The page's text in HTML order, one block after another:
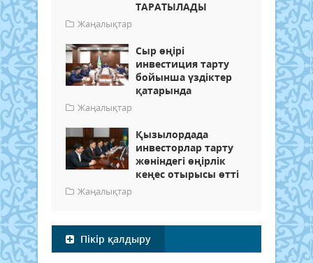
ТАРАТЫЛАДЫ
Жаңалықтар
Сыр өңірі
инвестиция тарту
бойынша үздіктер
қатарында
Жаңалықтар
Қызылордада
инвесторлар тарту
жөніндегі өңірлік
кеңес отырысы өтті
Жаңалықтар
Пікір қалдыру